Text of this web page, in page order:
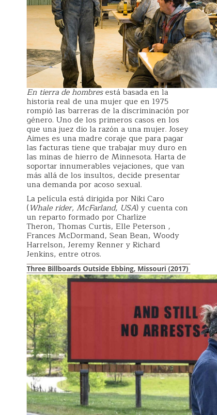
En tierra de hombresestá basada en la
historia real de una mujer que en 1975
rompió las barreras de la discriminación por
género. Uno de los primeros casos en los
que una juez dio la razón a una mujer. Josey
Aimes es una madre coraje que para pagar
las facturas tiene que trabajar muy duro en
las minas de hierro de Minnesota. Harta de
soportar innumerables vejaciones, que van
más allá de los insultos, decide presentar
una demanda por acoso sexual.
La película está dirigida por Niki Caro
(Whale rider, McFarland, USA) y cuenta con
un reparto formado por Charlize
Theron, Thomas Curtis, Elle Peterson ,
Frances McDormand, Sean Bean, Woody
Harrelson, Jeremy Renner y Richard
Jenkins, entre otros.
Three Billboards Outside Ebbing, Missouri (2017)